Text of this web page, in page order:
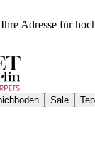
Adresse für
Sale